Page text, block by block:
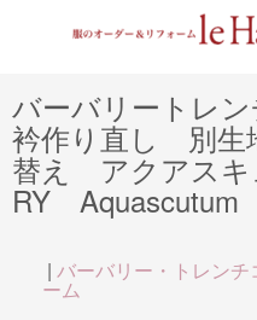
バーバリートレ
衿作り直し 別生
替え アクアス
RY Aquascutum
| バーバリー・トレンチ
ーム